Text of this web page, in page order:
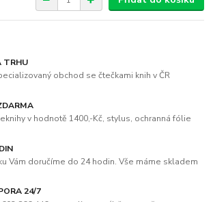
TRHU
obchod se čtečkami knih v ČR
v hodnotě 1400,-Kč, stylus, ochranná fólie
Vám doručíme do 24 hodin. Vše máme skladem
24/7